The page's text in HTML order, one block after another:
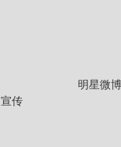
明星微博
宣传